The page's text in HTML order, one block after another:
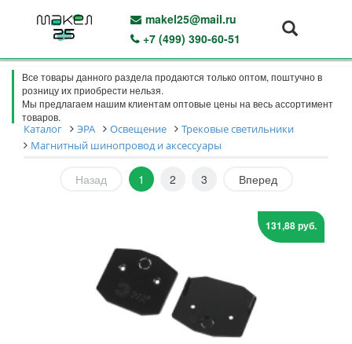
makel25@mail.ru
+7 (499) 390-60-51
Все товары данного раздела продаются только оптом, поштучно в
розницу их приобрести нельзя.
Мы предлагаем нашим клиентам оптовые цены на весь ассортимент
товаров.
Каталог ЭРА Освещение
Трековые светильники
Магнитный шинопровод и аксессуары
Назад 1 2 3 Вперед
131,88 руб.